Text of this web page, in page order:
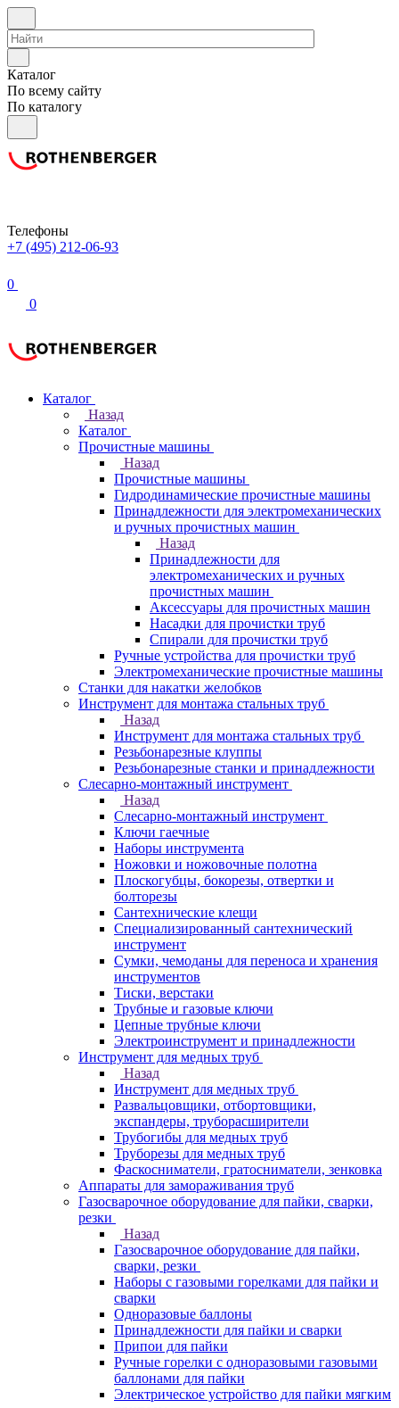
Каталог
По всему сайту
По каталогу
Телефоны
+7 (495) 212-06-93
0
0
Каталог
Назад
Каталог
Прочистные машины
Назад
Прочистные машины
Гидродинамические прочистные машины
Принадлежности для электромеханических
и ручных прочистных машин
Назад
Принадлежности для
электромеханических и ручных
прочистных машин
Аксессуары для прочистных машин
Насадки для прочистки труб
Спирали для прочистки труб
Ручные устройства для прочистки труб
Электромеханические прочистные машины
Станки для накатки желобков
Инструмент для монтажа стальных труб
Назад
Инструмент для монтажа стальных труб
Резьбонарезные клуппы
Резьбонарезные станки и принадлежности
Слесарно-монтажный инструмент
Назад
Слесарно-монтажный инструмент
Ключи гаечные
Наборы инструмента
Ножовки и ножовочные полотна
Плоскогубцы, бокорезы, отвертки и
болторезы
Сантехнические клещи
Специализированный сантехнический
инструмент
Сумки, чемоданы для переноса и хранения
инструментов
Тиски, верстаки
Трубные и газовые ключи
Цепные трубные ключи
Электроинструмент и принадлежности
Инструмент для медных труб
Назад
Инструмент для медных труб
Развальцовщики, отбортовщики,
экспандеры, труборасширители
Трубогибы для медных труб
Труборезы для медных труб
Фаскосниматели, гратосниматели, зенковка
Аппараты для замораживания труб
Газосварочное оборудование для пайки, сварки,
резки
Назад
Газосварочное оборудование для пайки,
сварки, резки
Наборы с газовыми горелками для пайки и
сварки
Одноразовые баллоны
Принадлежности для пайки и сварки
Припои для пайки
Ручные горелки с одноразовыми газовыми
баллонами для пайки
Электрическое устройство для пайки мягким